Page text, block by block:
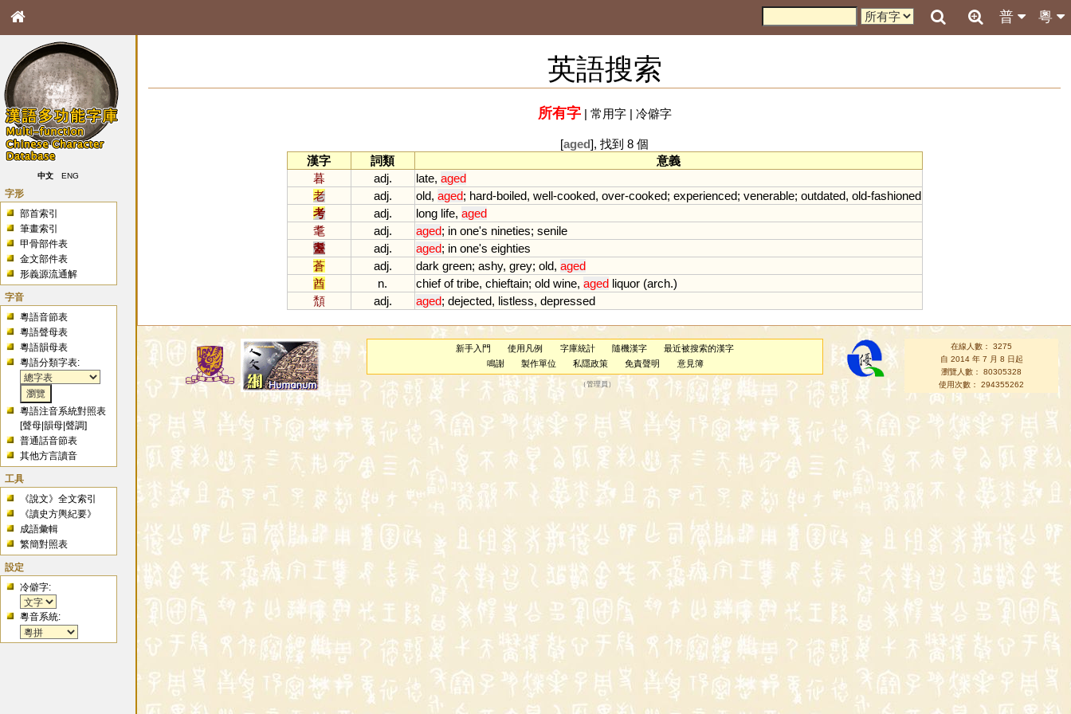
粵
普
中文 ENG
字形
部首索引
筆畫索引
甲骨部件表
金文部件表
形義源流通解
字音
粵語音節表
粵語聲母表
粵語韻母表
粵語分類字表:
粵語注音系統對照表
[聲母 |韻母 |聲調]
普通話音節表
其他方言讀音
工具
《說文》全文索引
《讀史方輿紀要》
成語彙輯
繁簡對照表
設定
冷僻字:
粵音系統:
英語搜索
所有字| 常用字| 冷僻字
[aged], 找到 8 個
漢字
詞類
意義
暮
adj. late, aged
老
adj. old, aged; hard-boiled, well-cooked, over-cooked; experienced; venerable; outdated, old-fashioned
考
adj. long life, aged
耄
adj. aged; in one's nineties; senile
耋
adj. aged; in one's eighties
蒼
adj. dark green; ashy, grey; old, aged
酋
n. chief of tribe, chieftain; old wine, aged liquor(arch.)
頹
adj. aged; dejected, listless, depressed
新手入門 使用凡例 字庫統計 隨機漢字
最近被搜索的漢字
鳴謝
製作單位 私隱政策 免責聲明 意見簿
（管理員）
在線人數： 3275
自 2014 年 7 月 8 日起
瀏覽人數： 80305328
使用次數： 294355262